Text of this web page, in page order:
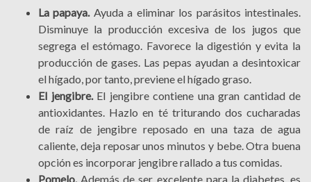
La papaya.Ayuda a eliminar los parásitos intestinales.
Disminuye la producción excesiva de los jugos que
segrega el estómago. Favorece la digestión y evita la
producción de gases. Las pepas ayudan a desintoxicar
el hígado, por tanto, previene el hígado graso.
El jengibre.El jengibre contiene una gran cantidad de
antioxidantes. Hazlo en té triturando dos cucharadas
de raíz de jengibre reposado en una taza de agua
caliente, deja reposar unos minutos y bebe. Otra buena
opción es incorporar jengibre rallado a tus comidas.
Pomelo.Además de ser excelente para la diabetes, es